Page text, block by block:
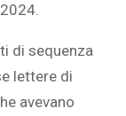
di sequenza
lettere di
avevano